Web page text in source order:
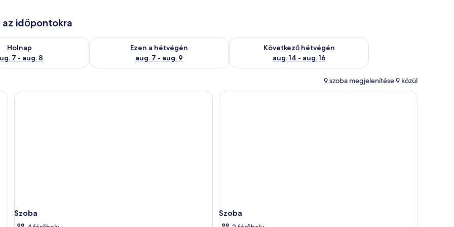
időpontokra
7
Holnap
7 - aug. 8
állás ellenőrzése: aug. 7 - aug. 8
Ezen a hétvégén
aug. 7 - aug. 9
A mostani hétvégi rendelkezésre állás ellenőrzése: aug. 7 - aug. 9
Következő hétvégén
aug. 14 - aug. 16
A következő hétvégi rendelkezésre állás ellenőrzése: aug. 14 -
9 szoba megjelenítése 9 közül
Szoba Szoba